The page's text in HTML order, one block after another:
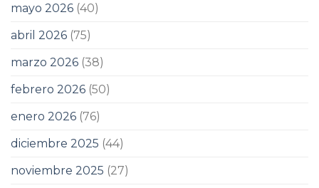
mayo 2026 (40)
abril 2026 (75)
marzo 2026 (38)
febrero 2026 (50)
enero 2026 (76)
diciembre 2025 (44)
noviembre 2025 (27)